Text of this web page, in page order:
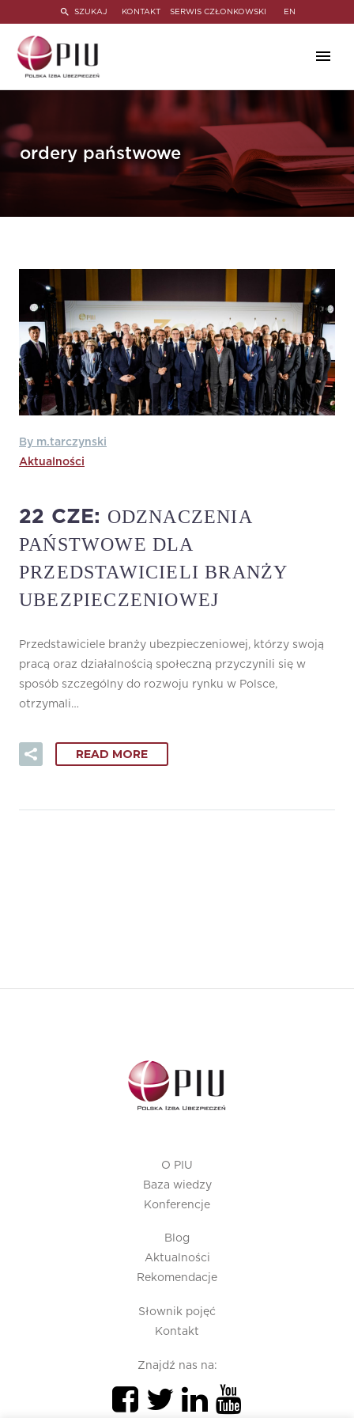
SZUKAJ KONTAKT SERWIS CZŁONKOWSKI EN
ordery państwowe
By m.tarczynski
Aktualności
22 CZE: ODZNACZENIA
PAŃSTWOWE DLA
PRZEDSTAWICIELI BRANŻY
UBEZPIECZENIOWEJ
Przedstawiciele branży ubezpieczeniowej, którzy swoją
pracą oraz działalnością społeczną przyczynili się w
sposób szczególny do rozwoju rynku w Polsce,
otrzymali…
READ MORE
O PIU
Baza wiedzy
Konferencje
Blog
Aktualności
Rekomendacje
Słownik pojęć
Kontakt
Znajdź nas na: